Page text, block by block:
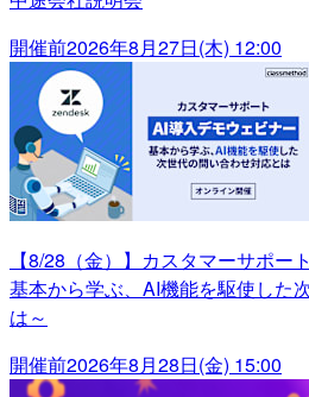
開催前2026年8月27日(木) 12:00
【8/28（金）】カスタマーサポー
基本から学ぶ、AI機能を駆使した
は～
開催前2026年8月28日(金) 15:00